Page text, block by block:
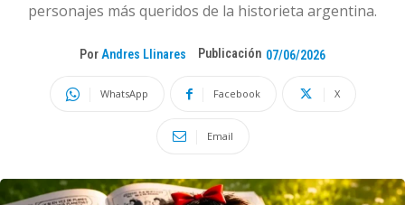
personajes más queridos de la historieta argentina.
Por Andres Llinares Publicación 07/06/2026
WhatsApp Facebook X
Email